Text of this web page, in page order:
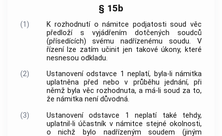
§ 15b
(1)
K rozhodnutí o námitce podjatosti soud věc
předloží s vyjádřením dotčených soudců
(přísedících) svému nadřízenému soudu. V
řízení lze zatím učinit jen takové úkony, které
nesnesou odkladu.
(2)
Ustanovení odstavce 1 neplatí, byla-li námitka
uplatněna před nebo v průběhu jednání, při
němž byla věc rozhodnuta, a má-li soud za to,
že námitka není důvodná.
(3)
Ustanovení odstavce 1 neplatí také tehdy,
uplatnil-li účastník v námitce stejné okolnosti,
o nichž bylo nadřízeným soudem (jiným